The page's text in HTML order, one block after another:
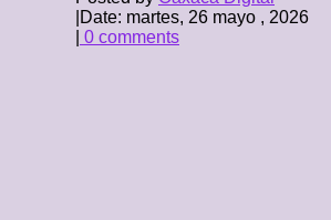
Date: martes, 26 mayo , 2026
0 comments